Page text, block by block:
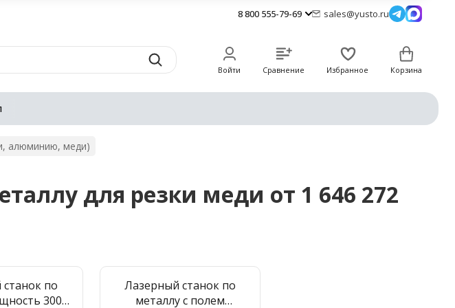
8 800 555-79-69 sales@yusto.ru
Войти Сравнение Избранное Корзина
алюминию, меди)
для резки меди от 1 646 272
по
3000
Лазерный станок по
металлу с полем